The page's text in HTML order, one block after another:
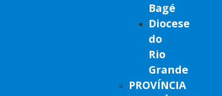
Bagé
Diocese
do
Rio
Grande
PROVÍNCIA